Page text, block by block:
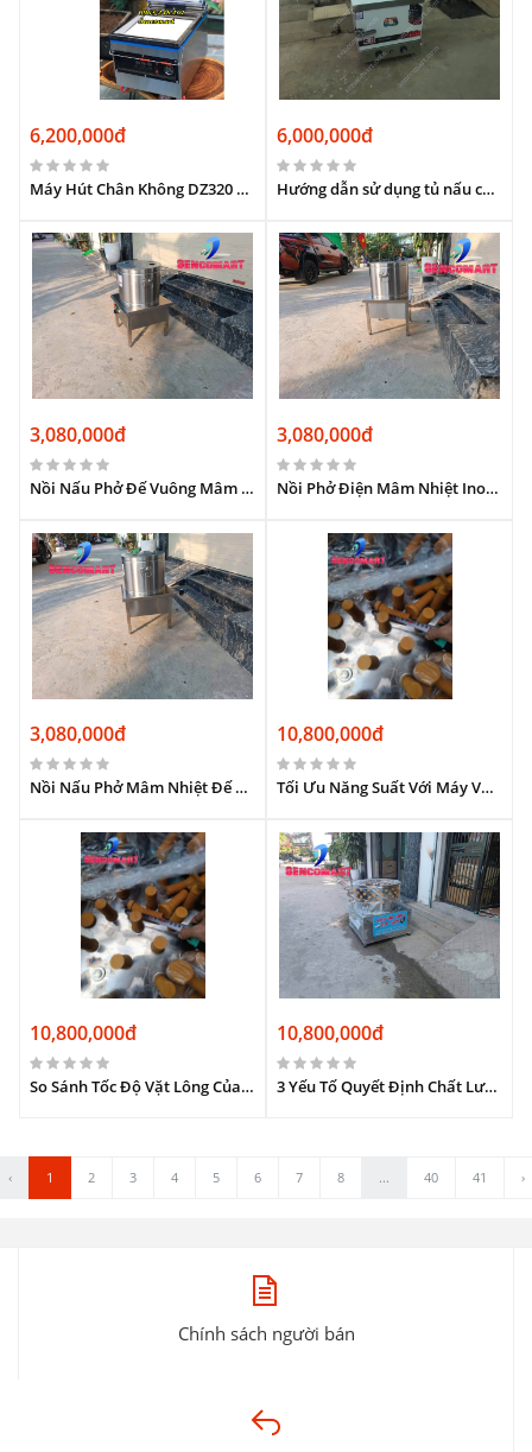
6,200,000đ
Máy Hút Chân Không DZ320 Loại 2 Thanh Hàn – Hút Kiệt, Hàn Túi Chắc – Bảo Quản Thực Phẩm Tươi Lâu- Gói Nhanh Gọn Gấp Đôi!
6,000,000đ
Hướng dẫn sử dụng tủ nấu cơm tại Sencomart
3,080,000đ
Nồi Nấu Phở Đế Vuông Mâm Nhiệt: Giải Pháp Tiết Kiệm Cho Quán Phở
3,080,000đ
Nồi Phở Điện Mâm Nhiệt Inox 304: Đế Vuông Vững Chãi, An Toàn
3,080,000đ
Nồi Nấu Phở Mâm Nhiệt Đế Vuông | Sôi Siêu Tốc & Tiết Kiệm Điện
10,800,000đ
Tối Ưu Năng Suất Với Máy Vặt Lông Chó Chân Cao (Lòng Sâu).
10,800,000đ
So Sánh Tốc Độ Vặt Lông Của Máy Chó Điện và Máy Vặt Lông Dê Xăng.
10,800,000đ
3 Yếu Tố Quyết Định Chất Lượng Máy Vặt Lông Dê Công Nghiệp.
‹ 1 2 3 4 5 6 7 8 ... 40 41 ›
Chính sách người bán